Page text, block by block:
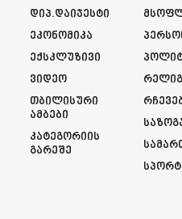
Დიპ.დაიჯესტი
Ეკონომიკა
Ექსკლუზივი
Ვიდეო
Თბილისური
Ამბები
Კატეგორიის
Გარეშე